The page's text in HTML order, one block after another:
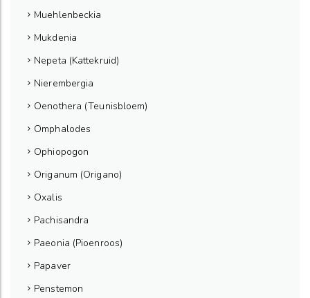
Muehlenbeckia
Mukdenia
Nepeta (Kattekruid)
Nierembergia
Oenothera (Teunisbloem)
Omphalodes
Ophiopogon
Origanum (Origano)
Oxalis
Pachisandra
Paeonia (Pioenroos)
Papaver
Penstemon